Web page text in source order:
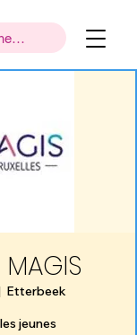
Etterbeek
jeunes